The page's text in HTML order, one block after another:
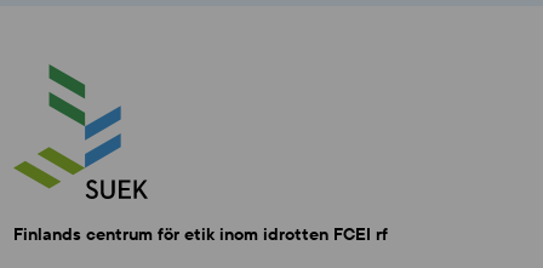
Finlands centrum för etik inom idrotten FCEI rf